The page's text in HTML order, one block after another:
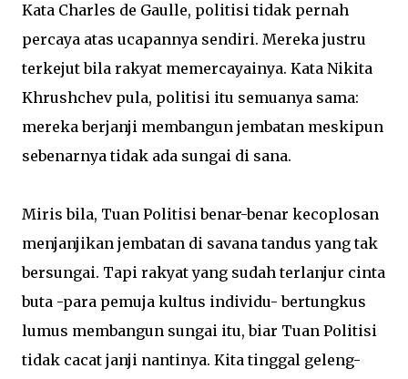
Kata Charles de Gaulle, politisi tidak pernah
percaya atas ucapannya sendiri. Mereka justru
terkejut bila rakyat memercayainya. Kata Nikita
Khrushchev pula, politisi itu semuanya sama:
mereka berjanji membangun jembatan meskipun
sebenarnya tidak ada sungai di sana.
Miris bila, Tuan Politisi benar-benar kecoplosan
menjanjikan jembatan di savana tandus yang tak
bersungai. Tapi rakyat yang sudah terlanjur cinta
buta -para pemuja kultus individu- bertungkus
lumus membangun sungai itu, biar Tuan Politisi
tidak cacat janji nantinya. Kita tinggal geleng-